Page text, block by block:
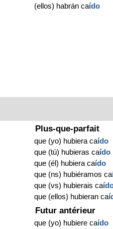
(ellos) habrán caído
Plus-que-parfait
que (yo) hubiera caído
que (tú) hubieras caído
que (él) hubiera caído
que (ns) hubiéramos ca
que (vs) hubierais ca
que (ellos) hubieran ca
Futur antérieur
que (yo) hubiere caído